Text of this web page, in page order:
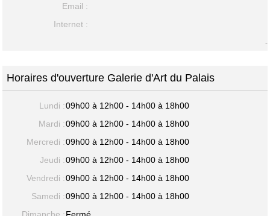
Email :
Internet :
-
Horaires d'ouverture Galerie d'Art du Palais
Lundi :09h00 à 12h00 - 14h00 à 18h00
Mardi :09h00 à 12h00 - 14h00 à 18h00
Mercredi :09h00 à 12h00 - 14h00 à 18h00
Jeudi :09h00 à 12h00 - 14h00 à 18h00
Vendredi :09h00 à 12h00 - 14h00 à 18h00
Samedi :09h00 à 12h00 - 14h00 à 18h00
Dimanche :Fermé